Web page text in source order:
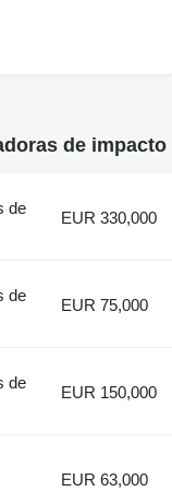
de impacto
de
EUR 330,000
de
EUR 75,000
de
EUR 150,000
EUR 63,000